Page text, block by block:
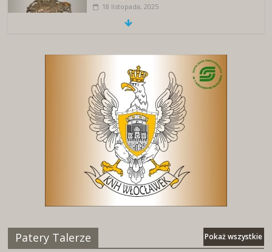
18 listopada, 2025
Patery Talerze Pokaż wszystkie